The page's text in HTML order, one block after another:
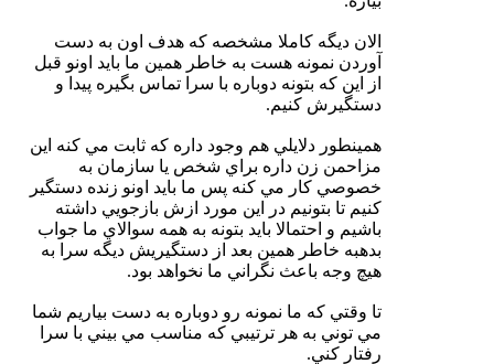
الان ديگه كاملا مشخصه كه هدف اون به دست
آوردن نمونه هست به خاطر همين ما بايد اونو قبل
از اين كه بتونه دوباره با سرا تماس بگيره پيدا و
دستگيرش كنيم.
همينطور دلايلي هم وجود داره كه ثابت مي كنه اين
مزاحمن زن داره براي شخص يا سازمان به
خصوصي كار مي كنه پس ما بايد اونو زنده دستگير
كنيم تا بتونيم در اين مورد ازش بازجويي داشته
باشيم و احتمالا بايد بتونه به همه سوالاي ما جواب
بدهبه خاطر همين بعد از دستگيريش ديگه سرا به
هيچ وجه باعث نگراني ما نخواهد بود.
تا وقتي كه ما نمونه رو دوباره به دست بياريم شما
مي توني به هر ترتيبي كه مناسب مي بيني با سرا
رفتار كني.